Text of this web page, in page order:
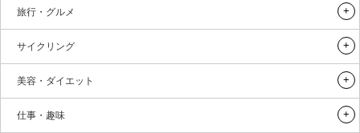
旅行・グルメ
サイクリング
美容・ダイエット
仕事・趣味